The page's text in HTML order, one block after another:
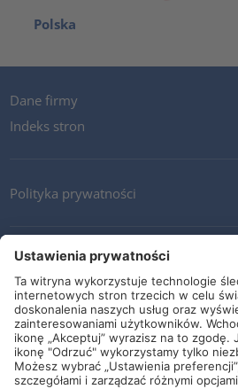
Polska
Dane firmy
Indeks stron
Polityka prywatności
Kontakt
Newsletter